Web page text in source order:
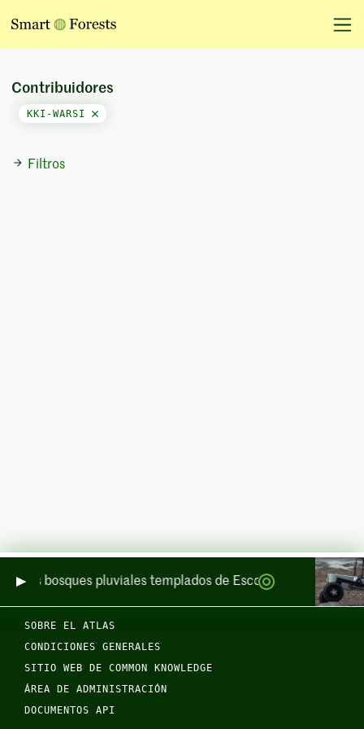
Filtros
Contribuidores
KKI-WARSI
los bosques pluviales templados de Escocia por mar y
SOBRE EL ATLAS
CONDICIONES GENERALES
SITIO WEB DE COMMON KNOWLEDGE
ÁREA DE ADMINISTRACIÓN
DOCUMENTOS API